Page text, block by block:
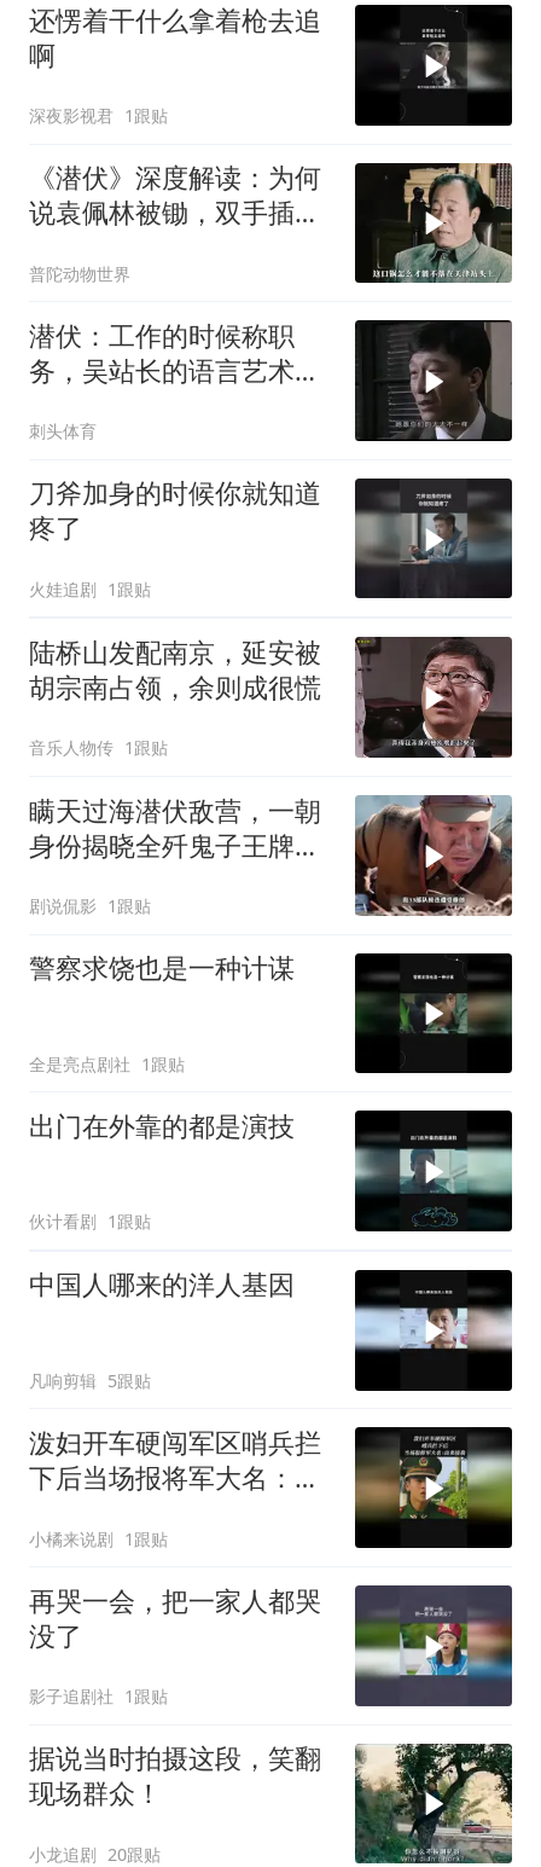
还愣着干什么拿着枪去追
啊
深夜影视君 1跟贴
《潜伏》深度解读：为何
说袁佩林被锄，双手插兜
普陀动物世界
潜伏：工作的时候称职
务，吴站长的语言艺术确
刺头体育
刀斧加身的时候你就知道
疼了
火娃追剧 1跟贴
陆桥山发配南京，延安被
胡宗南占领，余则成很慌
音乐人物传 1跟贴
瞒天过海潜伏敌营，一朝
身份揭晓全歼鬼子王牌部
剧说侃影 1跟贴
警察求饶也是一种计谋
全是亮点剧社 1跟贴
出门在外靠的都是演技
伙计看剧 1跟贴
中国人哪来的洋人基因
凡响剪辑 5跟贴
泼妇开车硬闯军区哨兵拦
下后当场报将军大名：出
小橘来说剧 1跟贴
再哭一会，把一家人都哭
没了
影子追剧社 1跟贴
据说当时拍摄这段，笑翻
现场群众！
小龙追剧 20跟贴